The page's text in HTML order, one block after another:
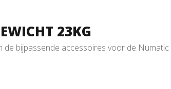
23KG
de bijpassende accessoires voor de